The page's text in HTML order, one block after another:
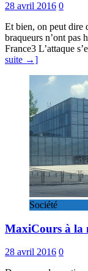
28 avril 2016 0
Et bien, on peut dire
braqueurs n’ont pas
France3 L’attaque
suite →]
Société
MaxiCours à la
28 avril 2016 0